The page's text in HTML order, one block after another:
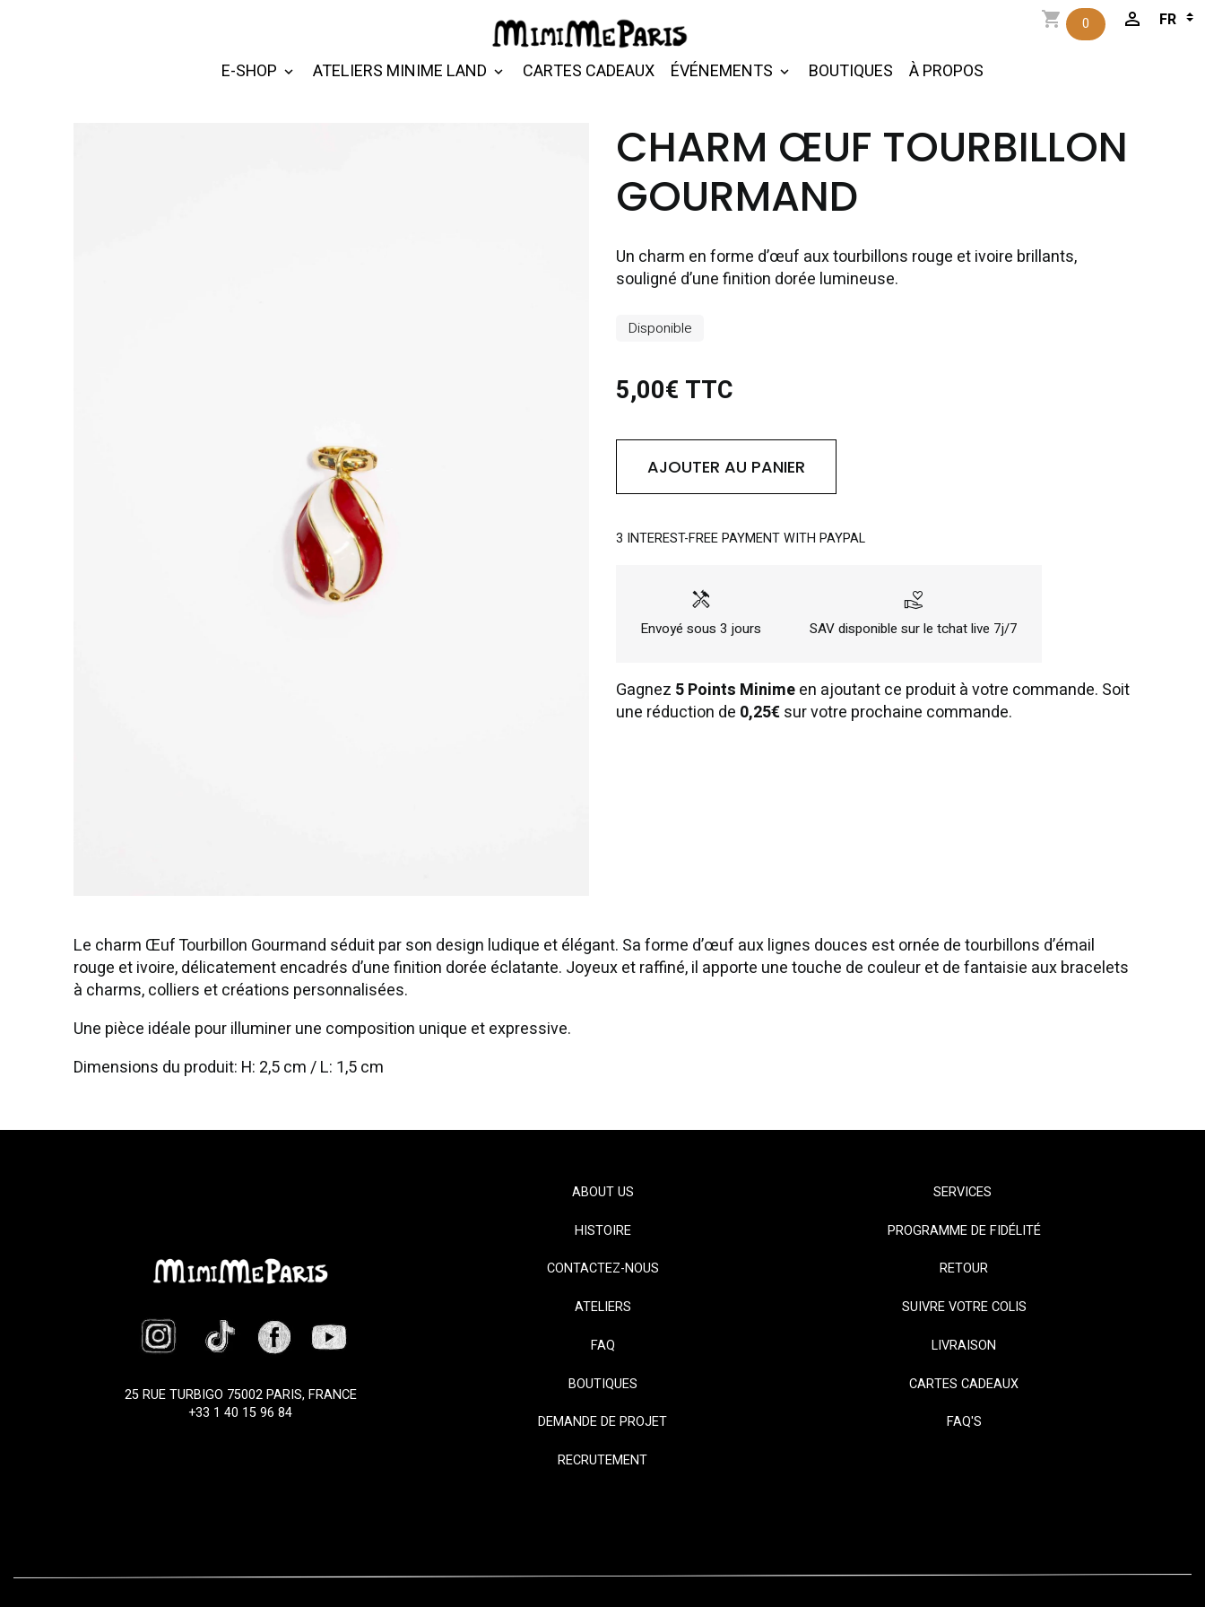
E-SHOP ATELIERS MINIME LAND CARTES CADEAUX ÉVÉNEMENTS BOUTIQUES À PROPOS
0
CHARM ŒUF TOURBILLON
GOURMAND
Un charm en forme d’œuf aux tourbillons rouge et ivoire brillants,
souligné d’une finition dorée lumineuse.
Disponible
5,00€ TTC
AJOUTER AU PANIER
3 INTEREST-FREE PAYMENT WITH PAYPAL
handyman
Envoyé sous 3 jours
volunteer_activism
SAV disponible sur le tchat live 7j/7
Gagnez 5 Points Minimeen ajoutant ce produit à votre commande. Soit
une réduction de 0,25€sur votre prochaine commande.
Le charm Œuf Tourbillon Gourmand séduit par son design ludique et élégant. Sa forme d’œuf aux lignes douces est ornée de tourbillons d’émail
rouge et ivoire, délicatement encadrés d’une finition dorée éclatante. Joyeux et raffiné, il apporte une touche de couleur et de fantaisie aux bracelets
à charms, colliers et créations personnalisées.
Une pièce idéale pour illuminer une composition unique et expressive.
Dimensions du produit: H: 2,5 cm / L: 1,5 cm
25 RUE TURBIGO 75002 PARIS, FRANCE
+33 1 40 15 96 84
ABOUT US
HISTOIRE
CONTACTEZ-NOUS
ATELIERS
FAQ
BOUTIQUES
DEMANDE DE PROJET
RECRUTEMENT
SERVICES
PROGRAMME DE FIDÉLITÉ
RETOUR
SUIVRE VOTRE COLIS
LIVRAISON
CARTES CADEAUX
FAQ'S